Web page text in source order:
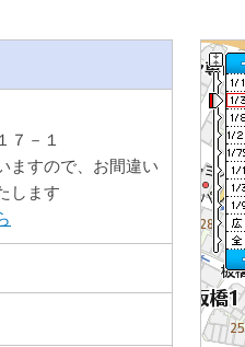
７－１
ますので、お間違い
します